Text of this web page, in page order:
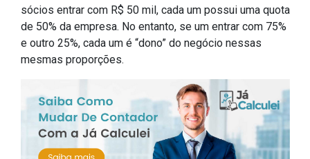
sócios entrar com R$ 50 mil, cada um possui uma quota
de 50% da empresa. No entanto, se um entrar com 75%
e outro 25%, cada um é “dono” do negócio nessas
mesmas proporções.